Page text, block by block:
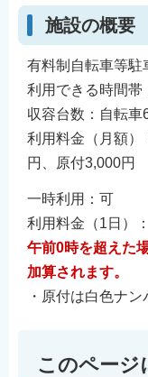
施設の概要
有料制自転車等駐
利用できる時間帯
収容台数：自転車
利用料金（月額）
円、原付3,000円
一時利用：可
利用料金（1日）
午前0時を超えた
加算されます。
・原付は白色ナ
このページ